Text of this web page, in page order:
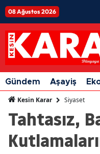
08 Ağustos 2026
Gündem Aşayiş
Kesin Karar Siyaset
Tahtasız,